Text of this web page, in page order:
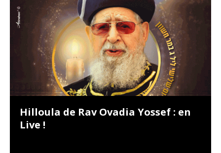
Hilloula de Rav Ovadia Yossef : en
Live !